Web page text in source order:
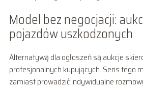
Model bez negocjacji:
pojazdów uszkodzonych
Alternatywą dla ogłoszeń są aukcje
profesjonalnych kupujących. Sens tego
zamiast prowadzić indywidualne